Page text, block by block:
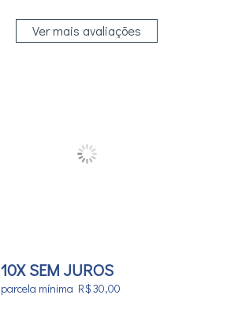
Ver mais avaliações
10X SEM JUROS
parcela mínima R$ 30,00